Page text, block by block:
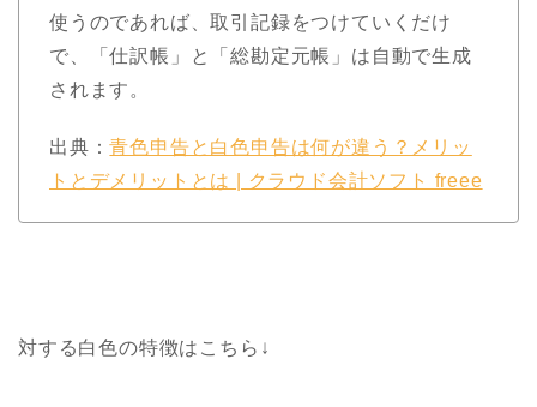
使うのであれば、取引記録をつけていくだけ
で、「仕訳帳」と「総勘定元帳」は自動で生成
されます。
出典：青色申告と白色申告は何が違う？メリッ
トとデメリットとは | クラウド会計ソフト freee
対する白色の特徴はこちら↓